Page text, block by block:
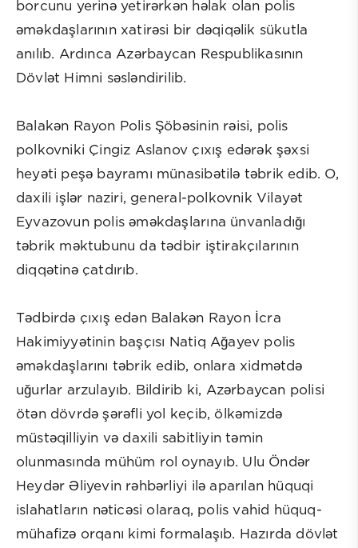
borcunu yerinə yetirərkən həlak olan polis
əməkdaşlarının xatirəsi bir dəqiqəlik sükutla
anılıb. Ardınca Azərbaycan Respublikasının
Dövlət Himni səsləndirilib.
Balakən Rayon Polis Şöbəsinin rəisi, polis
polkovniki Çingiz Aslanov çıxış edərək şəxsi
heyəti peşə bayramı münasibətilə təbrik edib. O,
daxili işlər naziri, general-polkovnik Vilayət
Eyvazovun polis əməkdaşlarına ünvanladığı
təbrik məktubunu da tədbir iştirakçılarının
diqqətinə çatdırıb.
Tədbirdə çıxış edən Balakən Rayon İcra
Hakimiyyətinin başçısı Natiq Ağayev polis
əməkdaşlarını təbrik edib, onlara xidmətdə
uğurlar arzulayıb. Bildirib ki, Azərbaycan polisi
ötən dövrdə şərəfli yol keçib, ölkəmizdə
müstəqilliyin və daxili sabitliyin təmin
olunmasında mühüm rol oynayıb. Ulu Öndər
Heydər Əliyevin rəhbərliyi ilə aparılan hüquqi
islahatların nəticəsi olaraq, polis vahid hüquq-
mühafizə orqanı kimi formalaşıb. Hazırda dövlət